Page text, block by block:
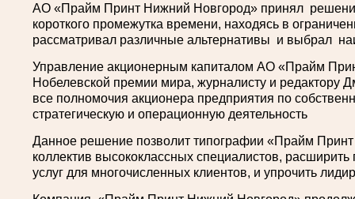
АО «Прайм Принт Нижний Новгород» принял
короткого промежутка времени, находясь в
рассматривал различные альтернативы и выбрал
Управление акционерным капиталом АО «Прайм
Нобелевской премии мира, журналисту и редактору
все полномочия акционера предприятия по
стратегическую и операционную деятельность
Данное решение позволит типографии «Прайм
коллектив высококлассных специалистов,
услуг для многочисленных клиентов, и упрочить